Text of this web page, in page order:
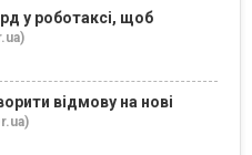
у роботаксі, щоб
відмову на нові